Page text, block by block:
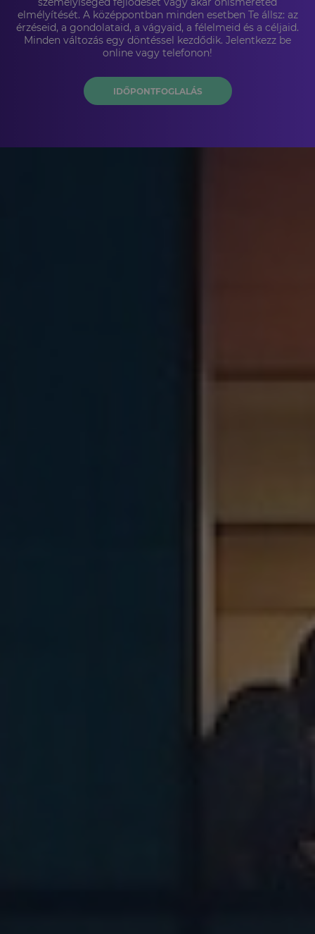
elmélyítését. A középpontban minden esetben Te állsz: az
érzéseid, a gondolataid, a vágyaid, a félelmeid és a céljaid.
Minden változás egy döntéssel kezdődik. Jelentkezz be
online vagy telefonon!
IDŐPONTFOGLALÁS